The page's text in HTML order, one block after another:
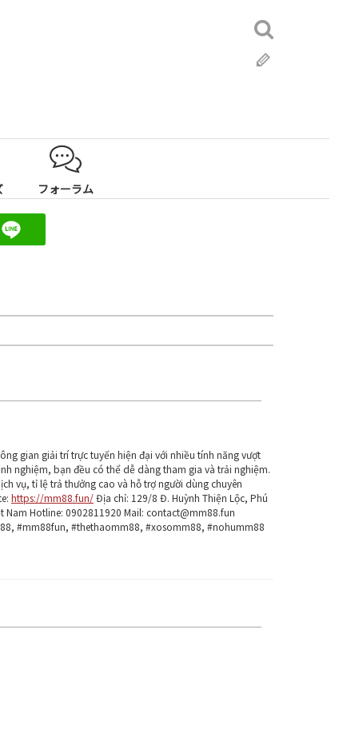
検
索:
フォーラム
gian giải trí trực tuyến hiện đại với nhiều tính năng vượt
nghiệm, bạn đều có thể dễ dàng tham gia và trải nghiệm.
vụ, tỉ lệ trả thưởng cao và hỗ trợ người dùng chuyên
https://mm88.fun/Địa chỉ: 129/8 Đ. Huỳnh Thiện Lộc, Phú
Nam Hotline: 0902811920 Mail: contact@mm88.fun
#mm88fun, #thethaomm88, #xosomm88, #nohumm88